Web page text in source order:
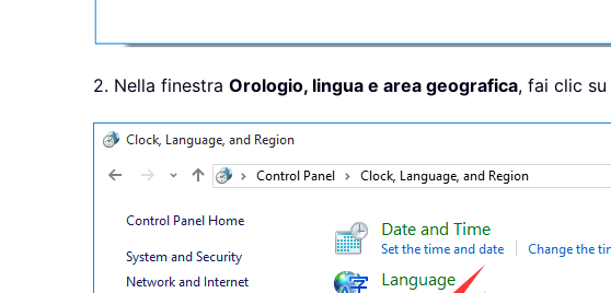
2. Nella finestra Orologio, lingua e area geografica, fai clic su